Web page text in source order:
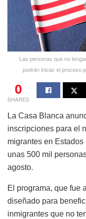
Las personas que no
podrán iniciar el proceso
0
SHARES
La Casa Blanca
inscripciones para el
migrantes en
unas 500 mil
agosto.
El programa, que fue
diseñado para
inmigrantes que no